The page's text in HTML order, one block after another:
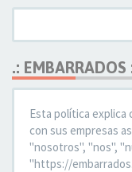
.:
Esta política explica
con sus empresas
"nosotros", "nos",
"https://